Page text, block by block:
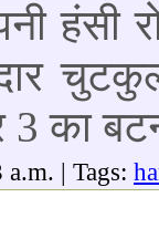
हंसी
3 का
| Tags: